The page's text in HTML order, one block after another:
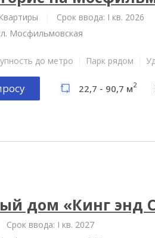
Квартиры Срок ввода: I кв. 2026
Мосфильмовская
до метро Парк рядом
22,7 - 90,7 м2
дом «Кинг энд
Срок ввода: I кв. 2027